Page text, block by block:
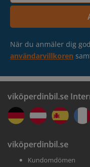
När du anmäler dig
användarvillkoren
viköperdinbil.se
viköperdinbil.se
Kundomdömen